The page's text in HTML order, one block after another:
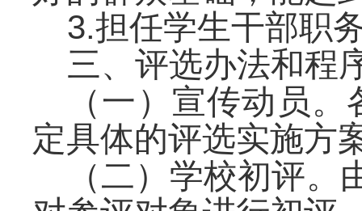
3.担任学生干部职
三、评选办法和程
（一）宣传动员
定具体的评选实施方
（二）学校初评